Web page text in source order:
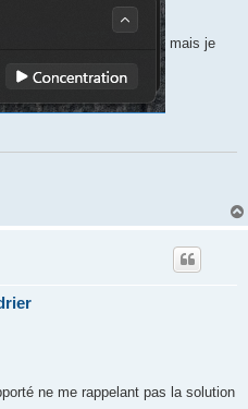
mais je
ne me rappelant pas la solution